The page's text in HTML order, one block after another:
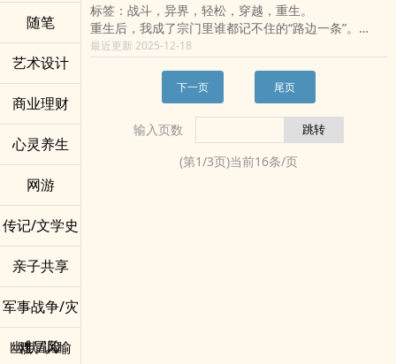
随笔
艺术设计
商业理财
心灵养生
网游
传记/文学史
亲子共享
军事战争/灾
难冒险
幽默/讽喻
标签：战斗，异界，轻松，穿越，重生。
重生后，我成了宗门里谁都记不住的“路边一条”。
天命没有我，天道看不见我，
连世界的命格册上都没有我的名字。
可我前世是科学天才——
这一世，我用生物学锻体，用物理学破敌，
用化学重构灵气，用数学重写阵法。
所有人以为我是透明人，
直到魔族屠城、三天命崩坏、世界陷入黑潮那夜——
魔皇擡起头，看向我。
最近更新 2025-12-18
下一页 尾页
输入页数
(第1/3页)当前16条/页